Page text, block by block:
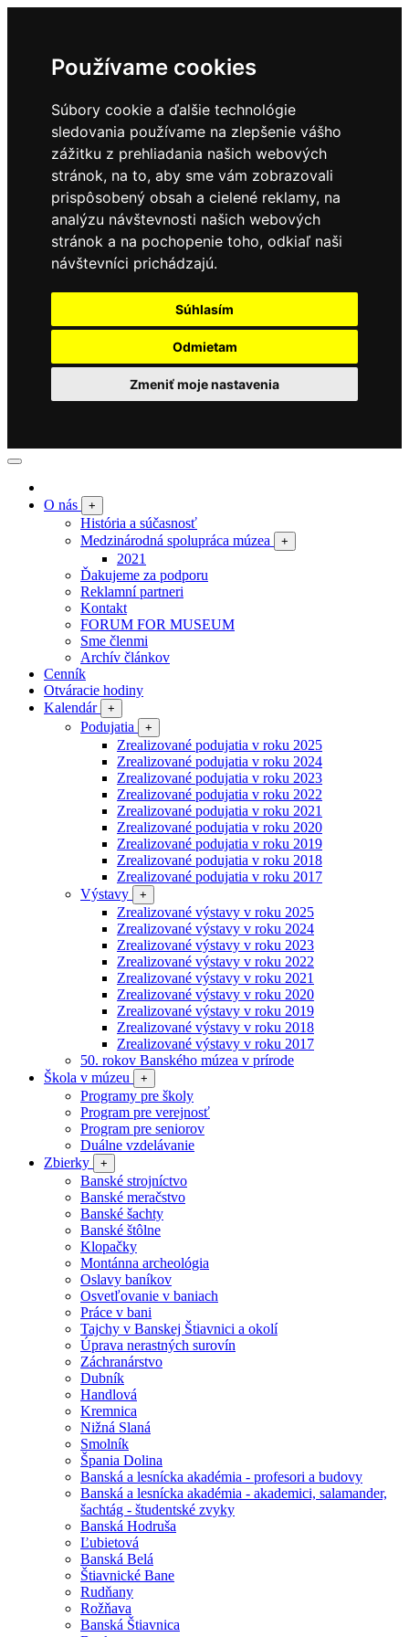
Používame cookies
Súbory cookie a ďalšie technológie
sledovania používame na zlepšenie vášho
zážitku z prehliadania našich webových
stránok, na to, aby sme vám zobrazovali
prispôsobený obsah a cielené reklamy, na
analýzu návštevnosti našich webových
stránok a na pochopenie toho, odkiaľ naši
návštevníci prichádzajú.
Súhlasím
Odmietam
Zmeniť moje nastavenia
O nás +
História a súčasnosť
Medzinárodná spolupráca múzea
+
2021
Ďakujeme za podporu
Reklamní partneri
Kontakt
FORUM FOR MUSEUM
Sme členmi
Archív článkov
Cenník
Otváracie hodiny
Kalendár
+
Podujatia +
Zrealizované podujatia v roku 2025
Zrealizované podujatia v roku 2024
Zrealizované podujatia v roku 2023
Zrealizované podujatia v roku 2022
Zrealizované podujatia v roku 2021
Zrealizované podujatia v roku 2020
Zrealizované podujatia v roku 2019
Zrealizované podujatia v roku 2018
Zrealizované podujatia v roku 2017
Výstavy
+
Zrealizované výstavy v roku 2025
Zrealizované výstavy v roku 2024
Zrealizované výstavy v roku 2023
Zrealizované výstavy v roku 2022
Zrealizované výstavy v roku 2021
Zrealizované výstavy v roku 2020
Zrealizované výstavy v roku 2019
Zrealizované výstavy v roku 2018
Zrealizované výstavy v roku 2017
50. rokov Banského múzea v prírode
Škola v múzeu
+
Programy pre školy
Program pre verejnosť
Program pre seniorov
Duálne vzdelávanie
Zbierky
+
Banské strojníctvo
Banské meračstvo
Banské šachty
Banské štôlne
Klopačky
Montánna archeológia
Oslavy baníkov
Osvetľovanie v baniach
Práce v bani
Tajchy v Banskej Štiavnici a okolí
Úprava nerastných surovín
Záchranárstvo
Dubník
Handlová
Kremnica
Nižná Slaná
Smolník
Špania Dolina
Banská a lesnícka akadémia - profesori a budovy
Banská a lesnícka akadémia - akademici, salamander,
šachtág - študentské zvyky
Banská Hodruša
Ľubietová
Banská Belá
Štiavnické Bane
Rudňany
Rožňava
Banská Štiavnica